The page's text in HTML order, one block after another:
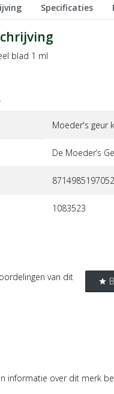
Specificaties
blad 1 ml
Moeder's geur
de moeder’s
8714985197052
1083523
star
van dit
informatie over dit merk